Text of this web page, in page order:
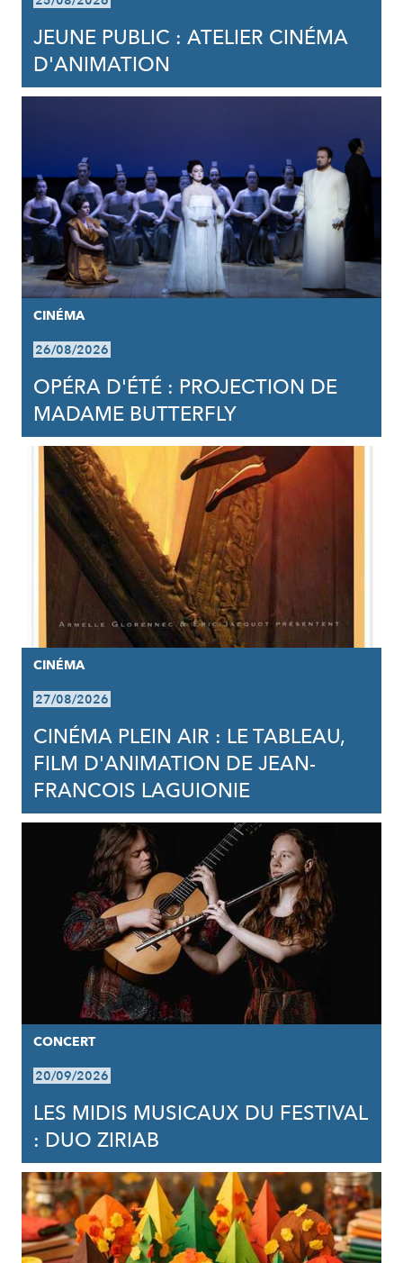
JEUNE PUBLIC : ATELIER CINÉMA
D'ANIMATION
CINÉMA
26/08/2026
OPÉRA D'ÉTÉ : PROJECTION DE
MADAME BUTTERFLY
CINÉMA
27/08/2026
CINÉMA PLEIN AIR : LE TABLEAU,
FILM D'ANIMATION DE JEAN-
FRANCOIS LAGUIONIE
CONCERT
20/09/2026
LES MIDIS MUSICAUX DU FESTIVAL
: DUO ZIRIAB